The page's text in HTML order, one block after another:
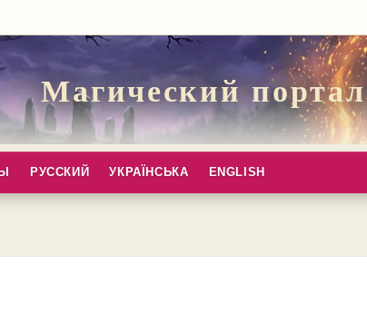
Магический портал
РУССКИЙ УКРАЇНСЬКА ENGLISH